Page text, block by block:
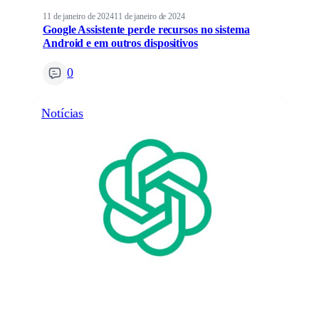
11 de janeiro de 202411 de janeiro de 2024
Google Assistente perde recursos no sistema
Android e em outros dispositivos
0
Notícias